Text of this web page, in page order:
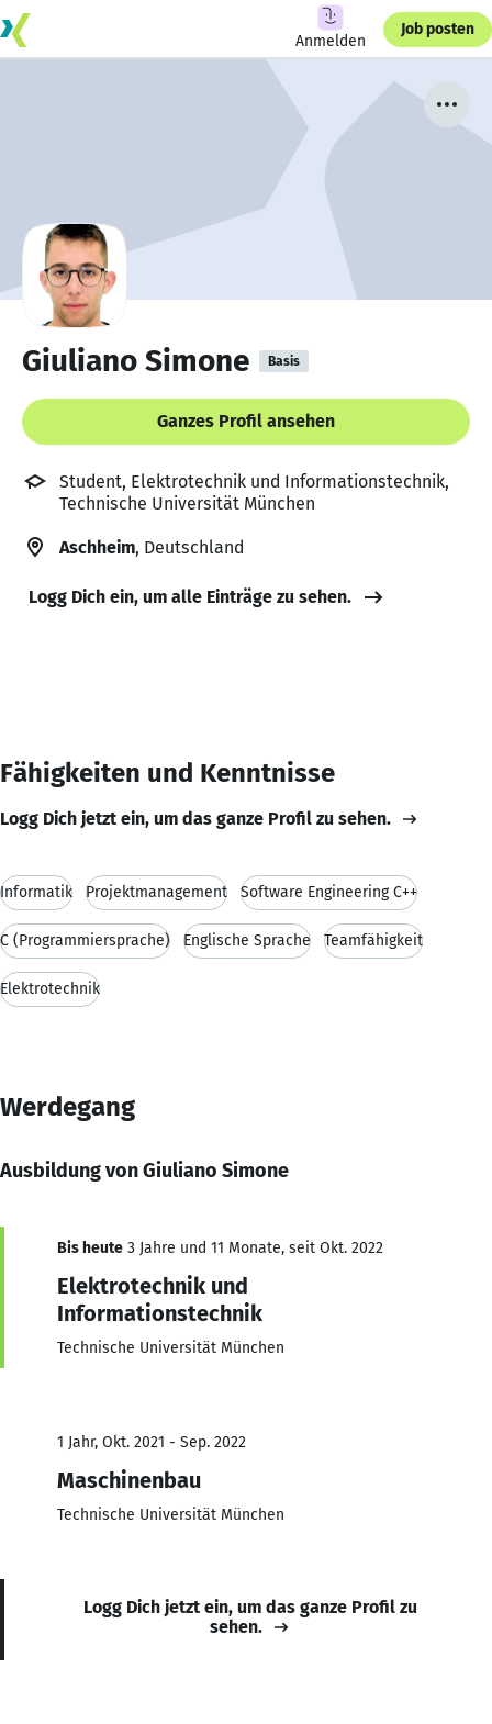
Anmelden
Job posten
Giuliano Simone Basis
Ganzes Profil ansehen
Student, Elektrotechnik und Informationstechnik,
Technische Universität München
Aschheim, Deutschland
Logg Dich ein, um alle Einträge zu sehen.
Fähigkeiten und Kenntnisse
Logg Dich jetzt ein, um das ganze Profil zu sehen.
Informatik Projektmanagement Software Engineering C++
C (Programmiersprache) Englische Sprache Teamfähigkeit
Elektrotechnik
Werdegang
Ausbildung von Giuliano Simone
Bis heute 3 Jahre und 11 Monate, seit Okt. 2022
Elektrotechnik und
Informationstechnik
Technische Universität München
1 Jahr, Okt. 2021 - Sep. 2022
Maschinenbau
Technische Universität München
Logg Dich jetzt ein, um das ganze Profil zu
sehen.